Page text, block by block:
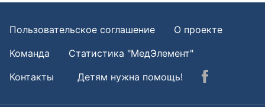
Пользовательское соглашение
О проекте
Команда
Статистика "МедЭлемент"
Контакты
Детям нужна помощь!